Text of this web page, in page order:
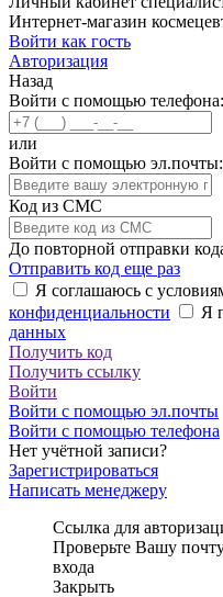
Интернет-магазин
Войти как гость
Авторизация
Назад
Войти с помощью телефона:
или
Войти с помощью эл.почты:
Код из СМС
До повторной отправки
Отправить код еще раз
Я соглашаюсь с
конфиденциальности
Я
данных
Получить код
Получить ссылку
Войти
Войти с помощью эл.почты
Войти с помощью телефона
Нет учётной записи?
Зарегистрироваться
Написать менеджеру
Ссылка для
Проверьте Вашу
входа
Закрыть